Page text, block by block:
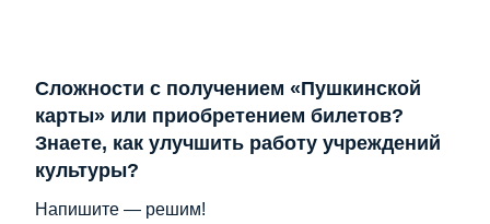
Сложности с получением «Пушкинской
карты» или приобретением билетов?
Знаете, как улучшить работу учреждений
культуры?
Напишите — решим!